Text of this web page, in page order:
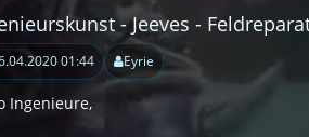
- Jeeves -
01:44 Eyrie
Ingenieure,